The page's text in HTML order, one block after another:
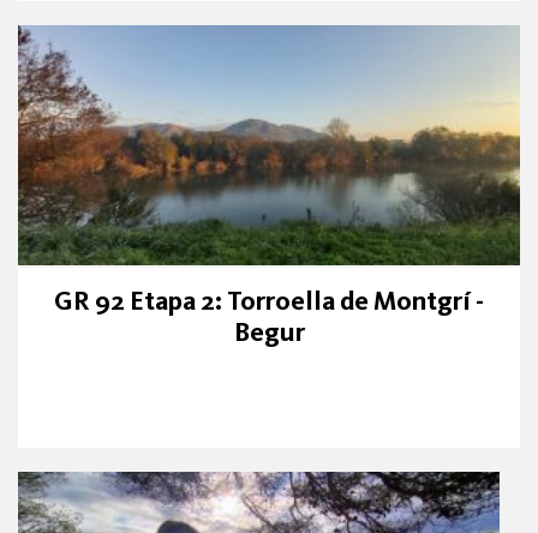
GR 92 Etapa 2: Torroella de Montgrí -
Begur